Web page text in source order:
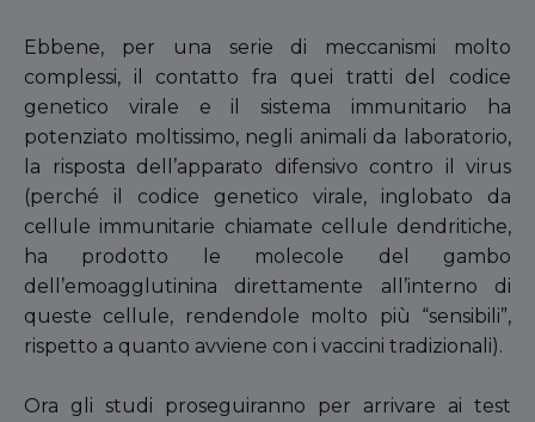
Ebbene, per una serie di meccanismi molto
complessi, il contatto fra quei tratti del codice
genetico virale e il sistema immunitario ha
potenziato moltissimo, negli animali da laboratorio,
la risposta dell’apparato difensivo contro il virus
(perché il codice genetico virale, inglobato da
cellule immunitarie chiamate cellule dendritiche,
ha prodotto le molecole del gambo
dell’emoagglutinina direttamente all’interno di
queste cellule, rendendole molto più “sensibili”,
rispetto a quanto avviene con i vaccini tradizionali).
Ora gli studi proseguiranno per arrivare ai test